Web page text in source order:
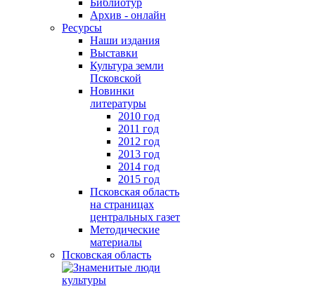
Библиотур
Архив - онлайн
Ресурсы
Наши издания
Выставки
Культура земли
Псковской
Новинки
литературы
2010 год
2011 год
2012 год
2013 год
2014 год
2015 год
Псковская область
на страницах
центральных газет
Методические
материалы
Псковская область